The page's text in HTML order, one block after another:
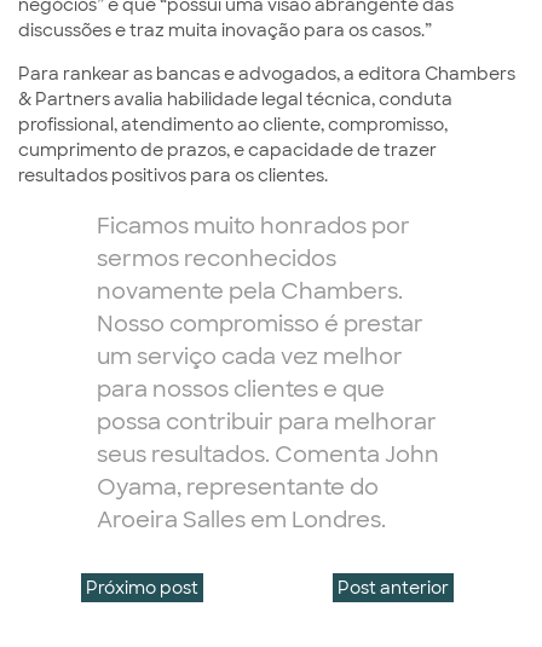
negócios” e que “possui uma visão abrangente das
discussões e traz muita inovação para os casos.”
Para rankear as bancas e advogados, a editora Chambers
& Partners avalia habilidade legal técnica, conduta
profissional, atendimento ao cliente, compromisso,
cumprimento de prazos, e capacidade de trazer
resultados positivos para os clientes.
Ficamos muito honrados por
sermos reconhecidos
novamente pela Chambers.
Nosso compromisso é prestar
um serviço cada vez melhor
para nossos clientes e que
possa contribuir para melhorar
seus resultados. Comenta John
Oyama, representante do
Aroeira Salles em Londres.
Próximo post Post anterior